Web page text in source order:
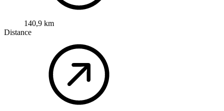
140,9 km
Distance